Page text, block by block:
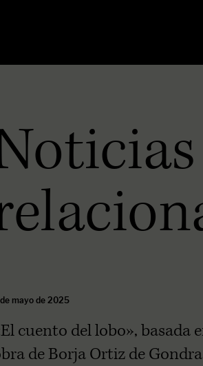
mayo de 2025
cuento del lobo», basada
de Borja Ortiz de